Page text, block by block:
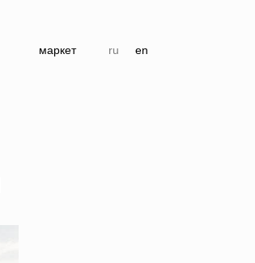
маркет ru en